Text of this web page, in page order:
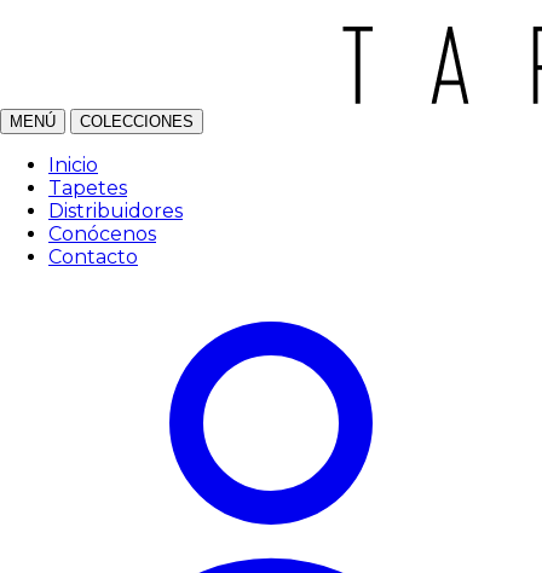
MENÚ COLECCIONES
Inicio
Tapetes
Distribuidores
Conócenos
Contacto